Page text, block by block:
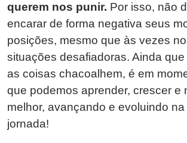
querem nos punir. Por isso, não
encarar de forma negativa seus
posições, mesmo que às vezes
situações desafiadoras. Ainda
as coisas chacoalhem, é em
que podemos aprender, crescer e
melhor, avançando e evoluindo
jornada!